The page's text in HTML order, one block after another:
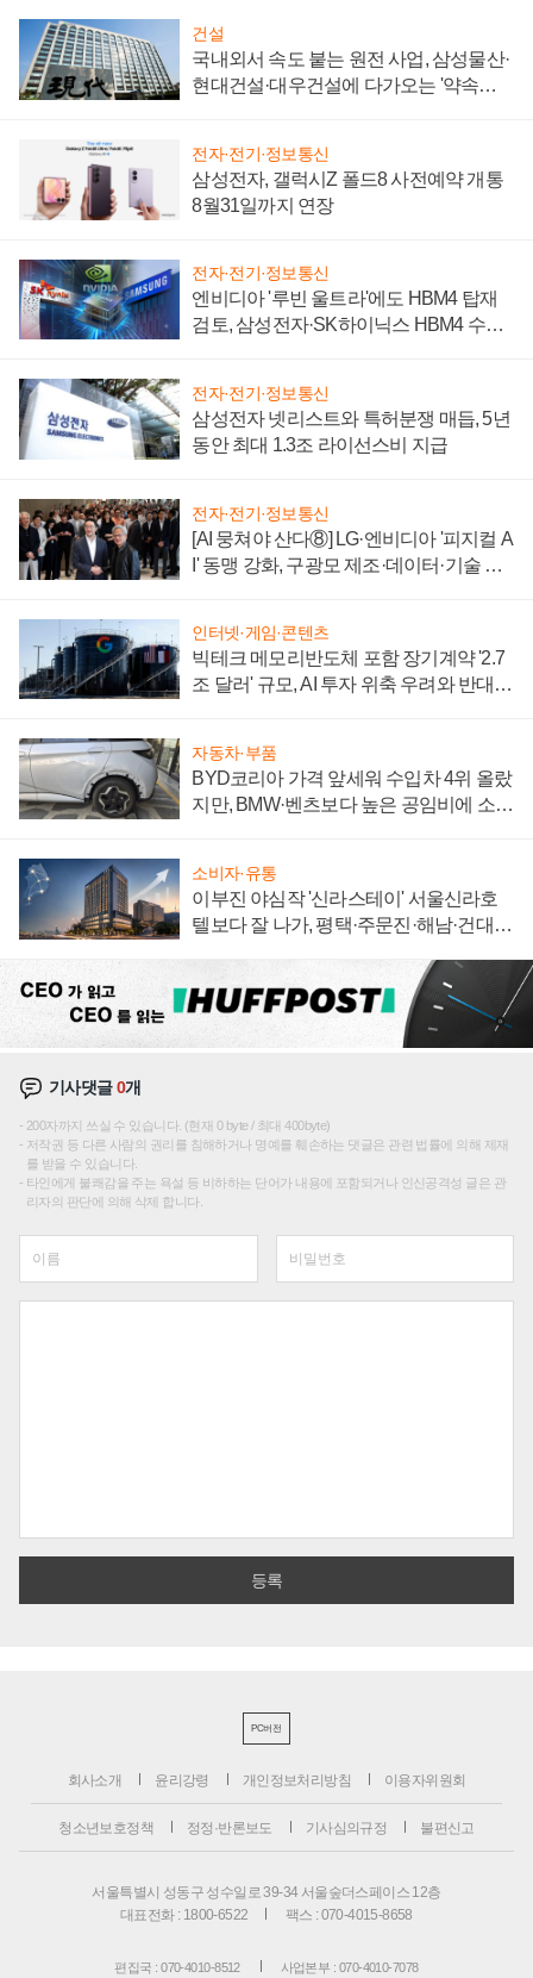
건설
국내외서 속도 붙는 원전 사업, 삼성물산·
현대건설·대우건설에 다가오는 '약속의
전자·전기·정보통신
삼성전자, 갤럭시Z 폴드8 사전예약 개통
8월31일까지 연장
전자·전기·정보통신
엔비디아 '루빈 울트라'에도 HBM4 탑재
검토, 삼성전자·SK하이닉스 HBM4 수율
전자·전기·정보통신
삼성전자 넷리스트와 특허분쟁 매듭, 5년
동안 최대 1.3조 라이선스비 지급
전자·전기·정보통신
[AI 뭉쳐야 산다⑧] LG·엔비디아 '피지컬 A
I' 동맹 강화, 구광모 제조·데이터·기술 결
인터넷·게임·콘텐츠
빅테크 메모리반도체 포함 장기계약 '2.7
조 달러' 규모, AI 투자 위축 우려와 반대
자동차·부품
BYD코리아 가격 앞세워 수입차 4위 올랐
지만, BMW·벤츠보다 높은 공임비에 소비
소비자·유통
이부진 야심작 '신라스테이' 서울신라호
텔보다 잘 나가, 평택·주문진·해남·건대로
기사댓글0개
200자까지 쓰실 수 있습니다. (현재 0 byte / 최대 400byte)
저작권 등 다른 사람의 권리를 침해하거나 명예를 훼손하는 댓글은 관련 법률에 의해 제재
를 받을 수 있습니다.
타인에게 불쾌감을 주는 욕설 등 비하하는 단어가 내용에 포함되거나 인신공격성 글은 관
리자의 판단에 의해 삭제 합니다.
PC버전
회사소개 윤리강령 개인정보처리방침 이용자위원회
청소년보호정책 정정·반론보도 기사심의규정 불편신고
서울특별시 성동구 성수일로 39-34 서울숲더스페이스 12층
대표전화 : 1800-6522
팩스 : 070-4015-8658
편집국 : 070-4010-8512 사업본부 : 070-4010-7078